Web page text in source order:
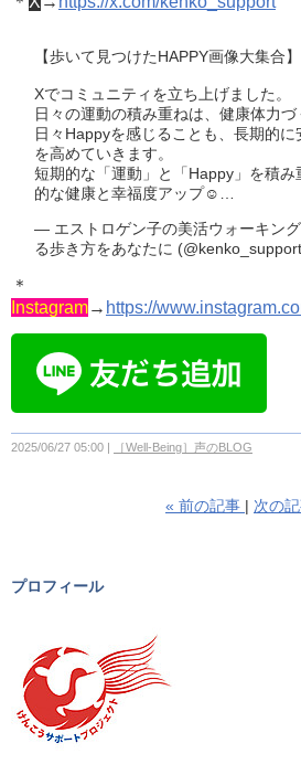
【歩いて見つけたHAPPY画像大集合】
Xでコミュニティを立ち上げました。
日々の運動の積み重ねは、健康体力づ
日々Happyを感じることも、長期的
を高めていきます。
短期的な「運動」と「Happy」を積
的な健康と幸福度アップ☺️…
— エストロゲン子の美活ウォーキン
る歩き方をあなたに
＊
Instagram→ https://
2025/06/27 05:00 ［Well-Being］声のBLOG
« 前の記事 次の
プロフィール